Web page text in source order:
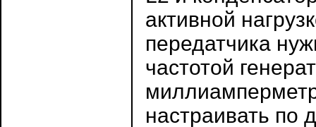
активной
передатчика
частотой
настраивать по